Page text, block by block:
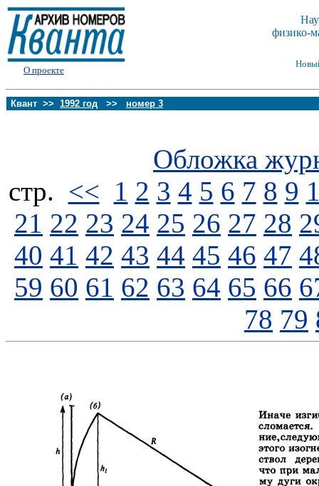
О проекте
физико-
Квант >> 1992 год >> номер 3
Обложка
стp. << 1 2 3 4 5 6 7 8 9
21 22 23 24 25 26 27 28
40 41 42 43 44 45 46 47
59 60 61 62 63 64 65 66
78 79